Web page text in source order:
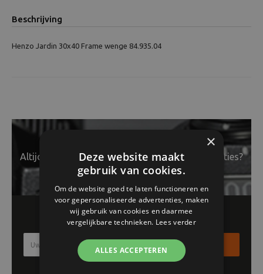
Beschrijving
Henzo Jardin 30x40 Frame wenge 84.935.04
Altijd op de hoogte van het laatste nieuws en acties?
Schrijf je in voor onze nieuwsbrief!!
Inschrijven
×
Deze website maakt
gebruik van cookies.
Om de website goed te laten functioneren en
voor gepersonaliseerde advertenties, maken
wij gebruik van cookies en daarmee
vergelijkbare technieken. Lees verder
ALLES ACCEPTEREN